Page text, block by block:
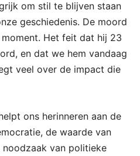
om stil te blijven staan
geschiedenis. De moord
moment. Het feit dat hij 23
en dat we hem vandaag
veel over de impact die
ons herinneren aan de
de waarde van
van politieke